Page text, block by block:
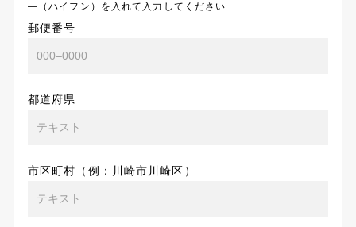
―（ハイフン）を入れて入力してください
郵便番号
都道府県
市区町村（例：川崎市川崎区）